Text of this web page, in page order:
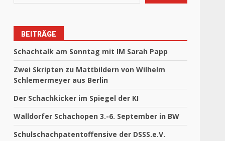
BEITRÄGE
Schachtalk am Sonntag mit IM Sarah Papp
Zwei Skripten zu Mattbildern von Wilhelm
Schlemermeyer aus Berlin
Der Schachkicker im Spiegel der KI
Walldorfer Schachopen 3.-6. September in BW
Schulschachpatentoffensive der DSSS.e.V.